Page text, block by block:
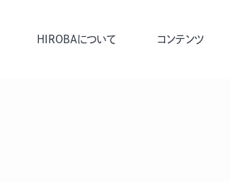
HIROBAについて コンテンツ